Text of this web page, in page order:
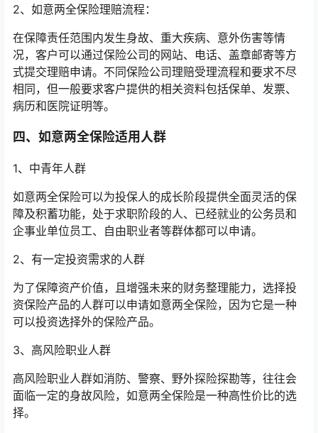
2、如意两全保险理赔流程：
在保障责任范围内发生身故、重大疾病、意外伤害等情
况，客户可以通过保险公司的网站、电话、盖章邮寄等方
式提交理赔申请。不同保险公司理赔受理流程和要求不尽
相同，但一般要求客户提供的相关资料包括保单、发票、
病历和医院证明等。
四、如意两全保险适用人群
1、中青年人群
如意两全保险可以为投保人的成长阶段提供全面灵活的保
障及积蓄功能，处于求职阶段的人、已经就业的公务员和
企事业单位员工、自由职业者等群体都可以申请。
2、有一定投资需求的人群
为了保障资产价值，且增强未来的财务整理能力，选择投
资保险产品的人群可以申请如意两全保险，因为它是一种
可以投资选择外的保险产品。
3、高风险职业人群
高风险职业人群如消防、警察、野外探险探勘等，往往会
面临一定的身故风险，如意两全保险是一种高性价比的选
择。